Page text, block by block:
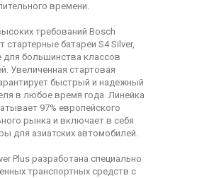
времени.
требований Bosch
стартерные батареи S4 Silver,
для большинства классов
Увеличенная стартовая
быстрый и надежный
в любое время года. Линейка
97% европейского
рынка и включает в себя
для азиатских автомобилей.
Plus разработана специально
транспортных средств с